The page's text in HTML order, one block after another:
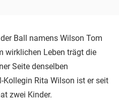
Ball namens Wilson Tom
wirklichen Leben trägt die
Seite denselben
Rita Wilson ist er seit
zwei Kinder.